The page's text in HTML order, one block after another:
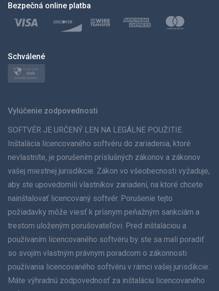
한국의
Türkçe
Svenska
简体中文
Dansk
Dutch
עברית
Bezpečná online platba
Schválené
Vylúčenie zodpovednosti
SOFTVÉR JE URČENÝ LEN NA LEGÁLNE POUŽITIE.
Inštalácia licencovaného softvéru do zariadenia, ktoré
nevlastníte, je porušením príslušných zákonov a zákonov
vašej miestnej jurisdikcie. Zákon vo všeobecnosti vyžaduje,
aby ste upovedomili vlastníkov zariadení, na ktoré chcete
nainštalovať licencovaný softvér. Porušenie tejto
požiadavky môže viesť k prísnym peňažným sankciám a
trestom uloženým porušovateľovi. Pred inštaláciou a
používaním licencovaného softvéru by ste sa mali poradiť
so svojím vlastným právnym poradcom o zákonnosti
používania licencovaného softvéru v rámci vašej jurisdikcie.
Máte výhradnú zodpovednosť za inštaláciu licencovaného